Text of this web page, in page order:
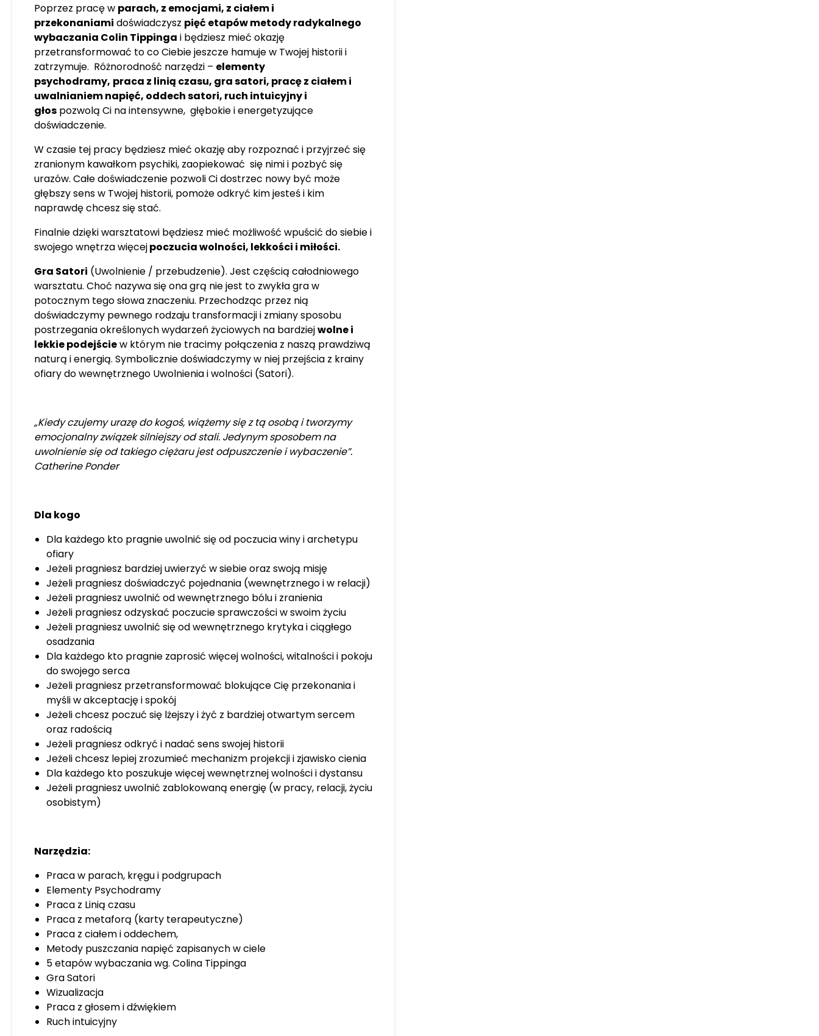
Poprzez pracę w parach, z emocjami, z ciałem i
przekonaniami doświadczysz pięć etapów metody radykalnego
wybaczania Colin Tippinga i będziesz mieć okazję
przetransformować to co Ciebie jeszcze hamuje w Twojej historii i
zatrzymuje. Różnorodność narzędzi – elementy
psychodramy, praca z linią czasu, gra satori, pracę z ciałem i
uwalnianiem napięć, oddech satori, ruch intuicyjny i
głos pozwolą Ci na intensywne, głębokie i energetyzujące
doświadczenie.
W czasie tej pracy będziesz mieć okazję aby rozpoznać i przyjrzeć się
zranionym kawałkom psychiki, zaopiekować się nimi i pozbyć się
urazów. Całe doświadczenie pozwoli Ci dostrzec nowy być może
głębszy sens w Twojej historii, pomoże odkryć kim jesteś i kim
naprawdę chcesz się stać.
Finalnie dzięki warsztatowi będziesz mieć możliwość wpuścić do siebie i
swojego wnętrza więcejpoczucia wolności, lekkości i miłości.
Gra Satori (Uwolnienie / przebudzenie). Jest częścią całodniowego
warsztatu. Choć nazywa się ona grą nie jest to zwykła gra w
potocznym tego słowa znaczeniu. Przechodząc przez nią
doświadczymy pewnego rodzaju transformacji i zmiany sposobu
postrzegania określonych wydarzeń życiowych na bardziejwolne i
lekkie podejściew którym nie tracimy połączenia z naszą prawdziwą
naturą i energią. Symbolicznie doświadczymy w niej przejścia z krainy
ofiary do wewnętrznego Uwolnienia i wolności (Satori).
„Kiedy czujemy urazę do kogoś, wiążemy się z tą osobą i tworzymy
emocjonalny związek silniejszy od stali. Jedynym sposobem na
uwolnienie się od takiego ciężaru jest odpuszczenie i wybaczenie”.
Catherine Ponder
Dla kogo
Dla każdego kto pragnie uwolnić się od poczucia winy i archetypu
ofiary
Jeżeli pragniesz bardziej uwierzyć w siebie oraz swoją misję
Jeżeli pragniesz doświadczyć pojednania (wewnętrznego i w relacji)
Jeżeli pragniesz uwolnić od wewnętrznego bólu i zranienia
Jeżeli pragniesz odzyskać poczucie sprawczości w swoim życiu
Jeżeli pragniesz uwolnić się od wewnętrznego krytyka i ciągłego
osadzania
Dla każdego kto pragnie zaprosić więcej wolności, witalności i pokoju
do swojego serca
Jeżeli pragniesz przetransformować blokujące Cię przekonania i
myśli w akceptację i spokój
Jeżeli chcesz poczuć się lżejszy i żyć z bardziej otwartym sercem
oraz radością
Jeżeli pragniesz odkryć i nadać sens swojej historii
Jeżeli chcesz lepiej zrozumieć mechanizm projekcji i zjawisko cienia
Dla każdego kto poszukuje więcej wewnętrznej wolności i dystansu
Jeżeli pragniesz uwolnić zablokowaną energię (w pracy, relacji, życiu
osobistym)
Narzędzia:
Praca w parach, kręgu i podgrupach
Elementy Psychodramy
Praca z Linią czasu
Praca z metaforą (karty terapeutyczne)
Praca z ciałem i oddechem,
Metody puszczania napięć zapisanych w ciele
5 etapów wybaczania wg. Colina Tippinga
Gra Satori
Wizualizacja
Praca z głosem i dźwiękiem
Ruch intuicyjny